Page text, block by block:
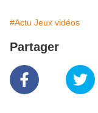
#Actu Jeux vidéos
Partager